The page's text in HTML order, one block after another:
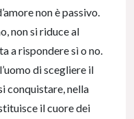
non è passivo.
non si riduce al
a rispondere sì o no.
di scegliere il
conquistare, nella
il cuore dei